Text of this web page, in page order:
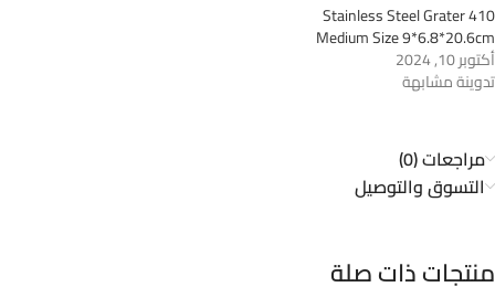
410 Stainless Steel Grater
Medium Size 9*6.8*20.6cm
أكتوبر 10, 2024
تدوينة مشابهة
مراجعات (0)
التسوق والتوصيل
منتجات ذات صلة